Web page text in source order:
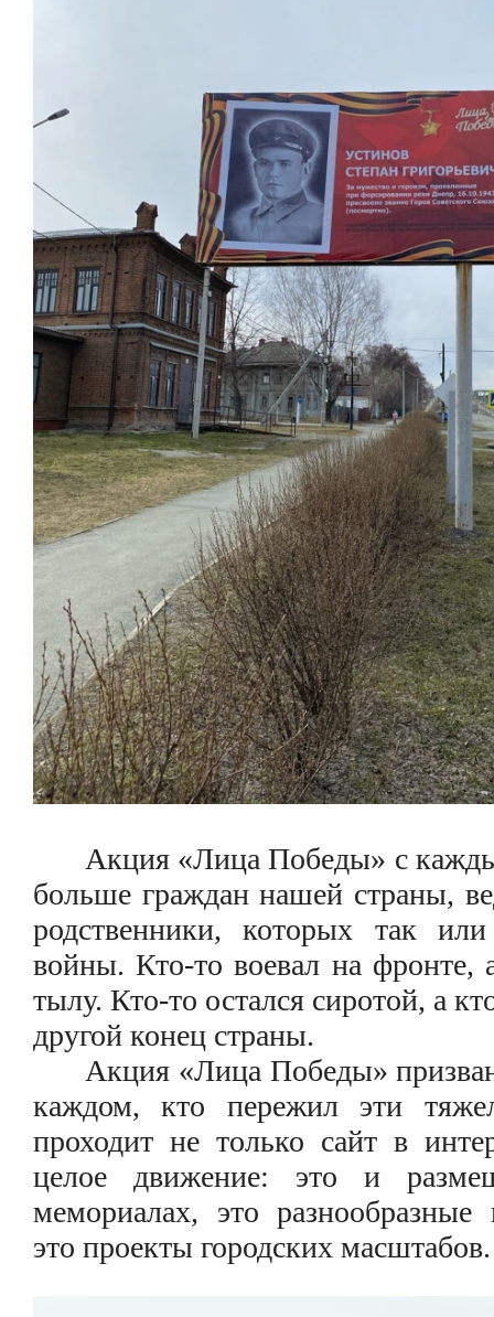
Акция «Лица Победы» с
больше граждан нашей страны,
родственники, которых так
войны. Кто-то воевал на фронте,
тылу. Кто-то остался сиротой, а
другой конец страны.
Акция «Лица Победы»
каждом, кто пережил эти
проходит не только сайт в
целое движение: это и
мемориалах, это разнообразные
это проекты городских